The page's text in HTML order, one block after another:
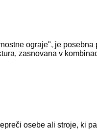
ograje", je
zasnovana v
osebe ali stroje, ki